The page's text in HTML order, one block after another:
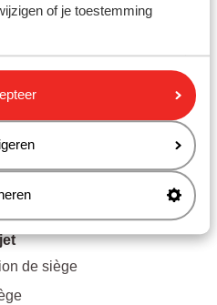
of je toestemming
partir de 14 jours avant le
après
de la réservation
partir de 5 jours avant le
de siège